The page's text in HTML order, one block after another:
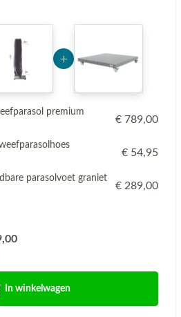
premium
€ 789,00
€ 54,95
parasolvoet graniet
€ 289,00
In winkelwagen